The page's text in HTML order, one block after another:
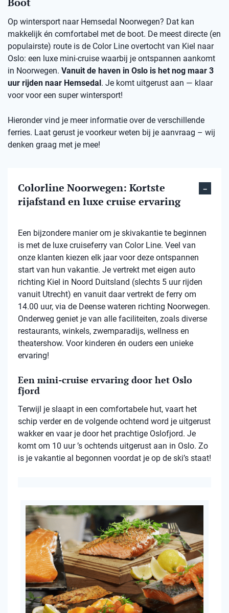
Op wintersport naar Hemsedal Noorwegen? Dat kan
makkelijk én comfortabel met de boot. De meest directe (en
populairste) route is de Color Line overtocht van Kiel naar
Oslo: een luxe mini-cruise waarbij je ontspannen aankomt
in Noorwegen. Vanuit de haven in Oslo is het nog maar 3
uur rijden naar Hemsedal. Je komt uitgerust aan — klaar
voor voor een super wintersport!
Hieronder vind je meer informatie over de verschillende
ferries. Laat gerust je voorkeur weten bij je aanvraag – wij
denken graag met je mee!
Colorline Noorwegen: Kortste
rijafstand en luxe cruise ervaring
Een bijzondere manier om je skivakantie te beginnen
is met de luxe cruiseferry van Color Line. Veel van
onze klanten kiezen elk jaar voor deze ontspannen
start van hun vakantie. Je vertrekt met eigen auto
richting Kiel in Noord Duitsland (slechts 5 uur rijden
vanuit Utrecht) en vanuit daar vertrekt de ferry om
14.00 uur, via de Deense wateren richting Noorwegen.
Onderweg geniet je van alle faciliteiten, zoals diverse
restaurants, winkels, zwemparadijs, wellness en
theatershow. Voor kinderen én ouders een unieke
ervaring!
Een mini-cruise ervaring door het Oslo
fjord
Terwijl je slaapt in een comfortabele hut, vaart het
schip verder en de volgende ochtend word je uitgerust
wakker en vaar je door het prachtige Oslofjord. Je
komt om 10 uur ’s ochtends uitgerust aan in Oslo. Zo
is je vakantie al begonnen voordat je op de ski’s staat!